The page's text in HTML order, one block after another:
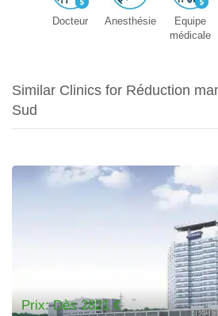
Docteur Anesthésie
Equipe
médicale
Similar Clinics for Réduction
Sud
Prix: Dès 2821 €